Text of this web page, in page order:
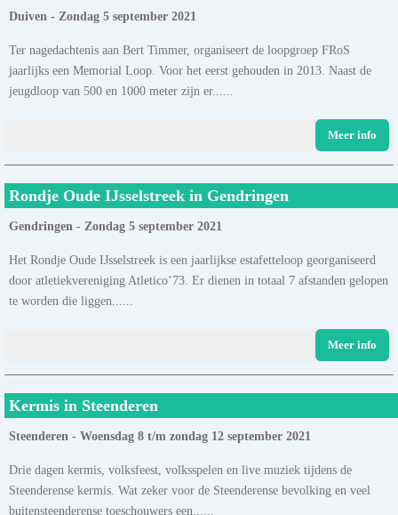
Duiven - Zondag 5 september 2021
Ter nagedachtenis aan Bert Timmer, organiseert de loopgroep FRoS
jaarlijks een Memorial Loop. Voor het eerst gehouden in 2013. Naast de
jeugdloop van 500 en 1000 meter zijn er......
Meer info
Rondje Oude IJsselstreek in Gendringen
Gendringen - Zondag 5 september 2021
Het Rondje Oude IJsselstreek is een jaarlijkse estafetteloop georganiseerd
door atletiekvereniging Atletico’73. Er dienen in totaal 7 afstanden gelopen
te worden die liggen......
Meer info
Kermis in Steenderen
Steenderen - Woensdag 8 t/m zondag 12 september 2021
Drie dagen kermis, volksfeest, volksspelen en live muziek tijdens de
Steenderense kermis. Wat zeker voor de Steenderense bevolking en veel
buitensteenderense toeschouwers een......